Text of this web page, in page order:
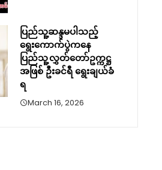
ပြည်သူ့ဆန္ဒမပါသည့်
ရွေးကောက်ပွဲကနေ
ပြည်သူ့လွှတ်တော်ဥက္ကဋ္ဌ
အဖြစ် ဦးခင်ရီ ရွေးချယ်ခံ
ရ
March 16, 2026